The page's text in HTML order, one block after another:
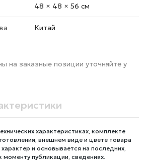
48 × 48 × 56 cм
Китай
на заказные позиции уточняйте у
характеристиках, комплекте
внешнем виде и цвете товара
и основывается на последних,
моменту публикации, сведениях.